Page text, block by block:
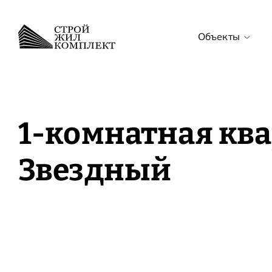
Объекты
1-комнатная
Звездный